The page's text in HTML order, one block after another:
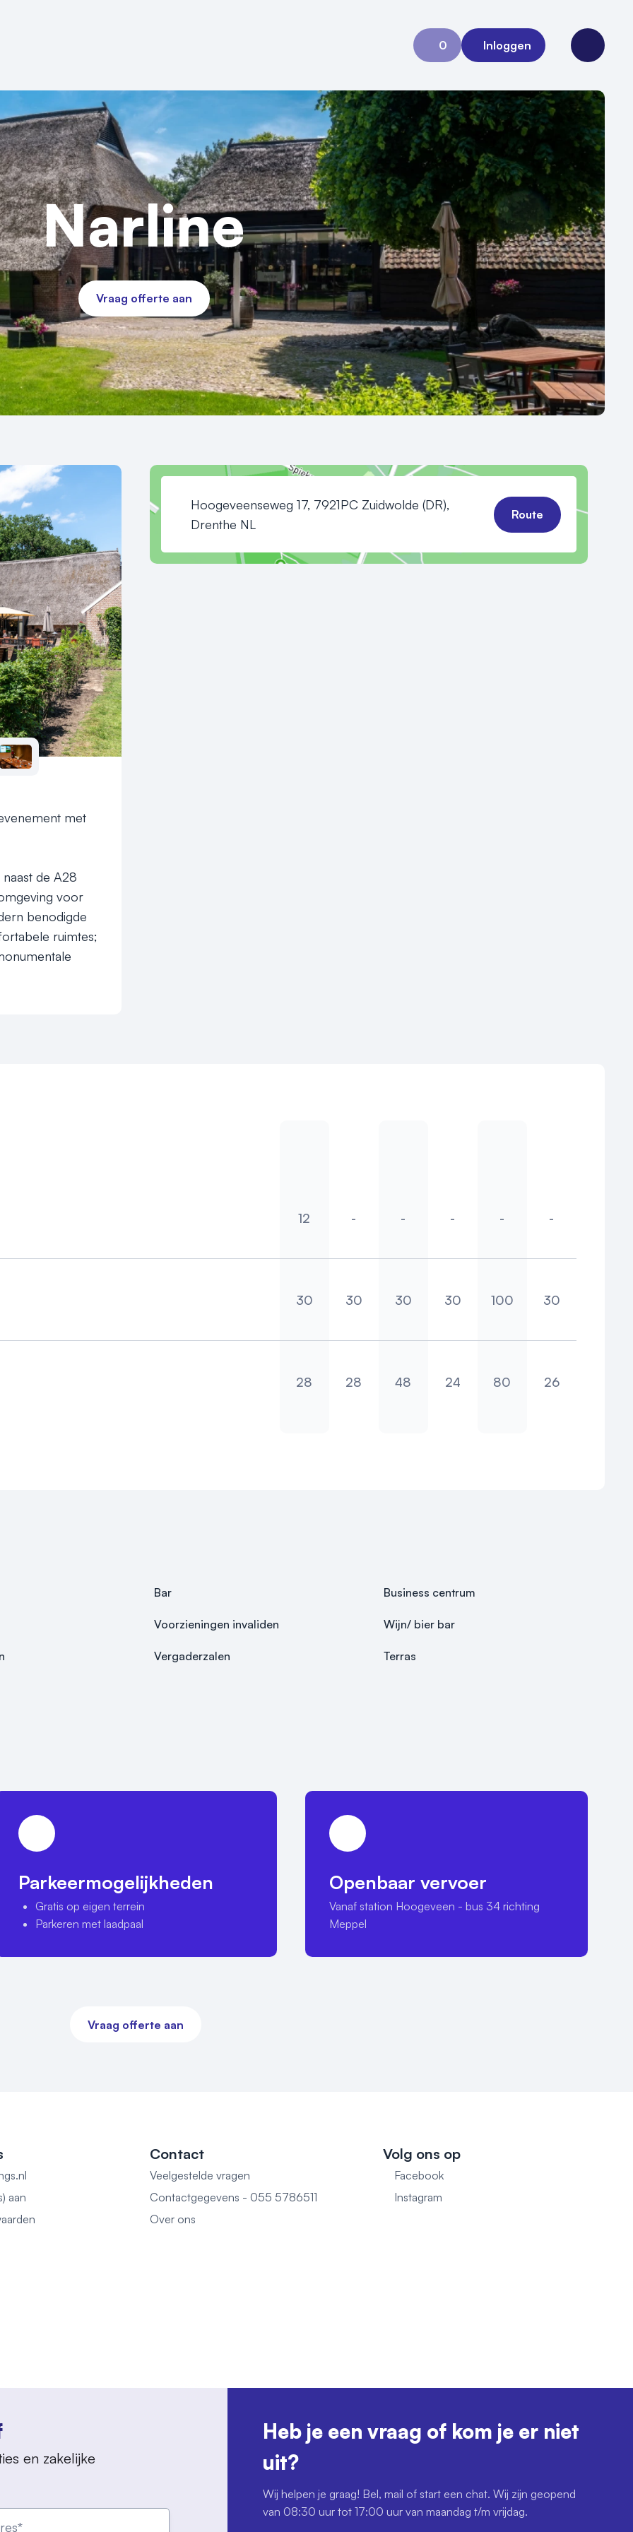
0
Aanvraag 0
Inloggen
Open
Narline
Vraag offerte aan
met
de A28
voor
benodigde
ruimtes;
Rijks
eigen
auto
Hoogeveenseweg 17, 7921PC Zuidwolde (DR),
Drenthe NL
Route
Boardroom
12 - - - - -
Boardroom
30
Carré
30
Cabaret
30
School
30
Theater
100
U-vorm
30
Boardroom
28
Carré
28
Cabaret
48
School
24
Theater
80
U-vorm
26
Bar Business centrum
Voorzieningen invaliden Wijn/ bier bar
Vergaderzalen Terras
Parkeermogelijkheden
Gratis op eigen terrein
Parkeren met laadpaal
Openbaar vervoer
Vanaf station Hoogeveen - bus 34 richting
Meppel
Vraag offerte aan
aan
Contact
Veelgestelde vragen
Contactgegevens - 055 5786511
Over ons
Volg ons op
Facebook
Instagram
en zakelijke
Heb je een vraag of kom je er niet
uit?
Wij helpen je graag! Bel, mail of start een chat. Wij zijn geopend
van 08:30 uur tot 17:00 uur van maandag t/m vrijdag.